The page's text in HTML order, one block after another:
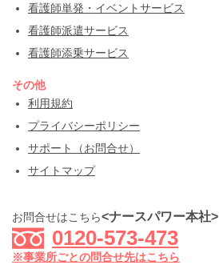
看護師単発・イベントサービス
看護師派遣サービス
看護師添乗サービス
その他
利用規約
プライバシーポリシー
サポート（お問合せ）
サイトマップ
お問合せはこちら<ナースパワー本社>
0120-573-473
※事業所ごとの問合せ先はこちら